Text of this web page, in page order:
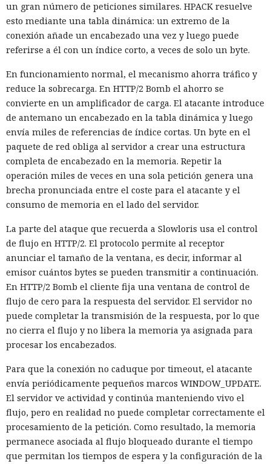
un gran número de peticiones similares. HPACK resuelve
esto mediante una tabla dinámica: un extremo de la
conexión añade un encabezado una vez y luego puede
referirse a él con un índice corto, a veces de solo un byte.
En funcionamiento normal, el mecanismo ahorra tráfico y
reduce la sobrecarga. En HTTP/2 Bomb el ahorro se
convierte en un amplificador de carga. El atacante introduce
de antemano un encabezado en la tabla dinámica y luego
envía miles de referencias de índice cortas. Un byte en el
paquete de red obliga al servidor a crear una estructura
completa de encabezado en la memoria. Repetir la
operación miles de veces en una sola petición genera una
brecha pronunciada entre el coste para el atacante y el
consumo de memoria en el lado del servidor.
La parte del ataque que recuerda a Slowloris usa el control
de flujo en HTTP/2. El protocolo permite al receptor
anunciar el tamaño de la ventana, es decir, informar al
emisor cuántos bytes se pueden transmitir a continuación.
En HTTP/2 Bomb el cliente fija una ventana de control de
flujo de cero para la respuesta del servidor. El servidor no
puede completar la transmisión de la respuesta, por lo que
no cierra el flujo y no libera la memoria ya asignada para
procesar los encabezados.
Para que la conexión no caduque por timeout, el atacante
envía periódicamente pequeños marcos WINDOW_UPDATE.
El servidor ve actividad y continúa manteniendo vivo el
flujo, pero en realidad no puede completar correctamente el
procesamiento de la petición. Como resultado, la memoria
permanece asociada al flujo bloqueado durante el tiempo
que permitan los tiempos de espera y la configuración de la